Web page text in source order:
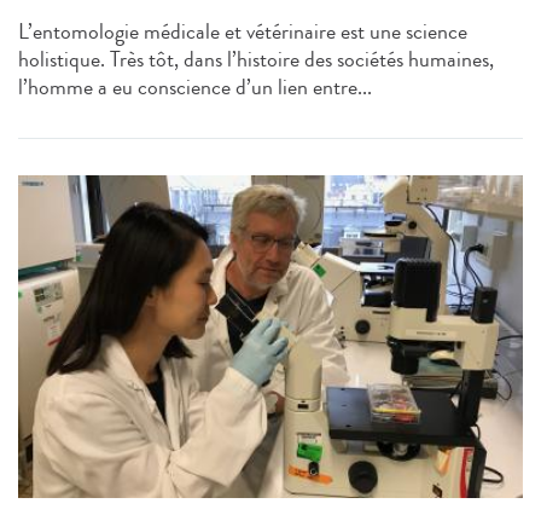
L’entomologie médicale et vétérinaire est une science
holistique. Très tôt, dans l’histoire des sociétés humaines,
l’homme a eu conscience d’un lien entre...